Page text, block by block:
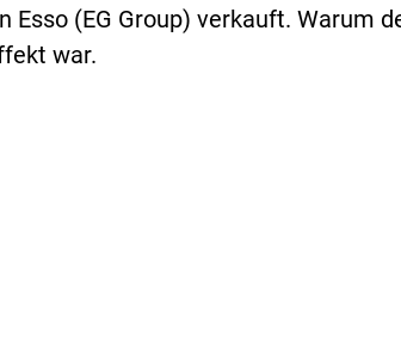
(EG Group) verkauft. Warum
war.